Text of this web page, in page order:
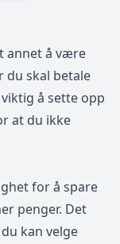
annet å være
du skal betale
å sette opp
at du ikke
for å spare
penger. Det
kan velge